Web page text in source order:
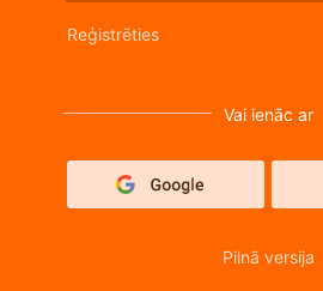
Reģistrēties
Vai ienāc ar
Pilnā versija